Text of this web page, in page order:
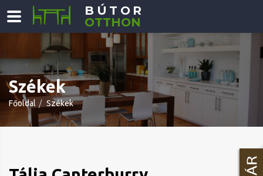
BÚTOR
OTTHON
Székek
Főoldal Székek